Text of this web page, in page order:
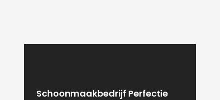
Schoonmaakbedrijf Perfectie